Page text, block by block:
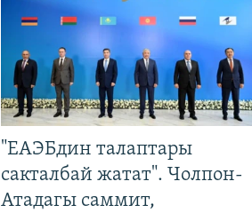
"ЕАЭБдин талаптары
сакталбай жатат". Чолпон-
Атадагы саммит,